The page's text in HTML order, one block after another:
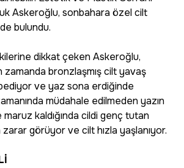
Askeroğlu, sonbahara özel cilt
bulundu.
dikkat çeken Askeroğlu,
bronzlaşmış cilt yavaş
ve yaz sona erdiğinde
müdahale edilmeden yazın
kaldığında cildi genç tutan
görüyor ve cilt hızla yaşlanıyor.